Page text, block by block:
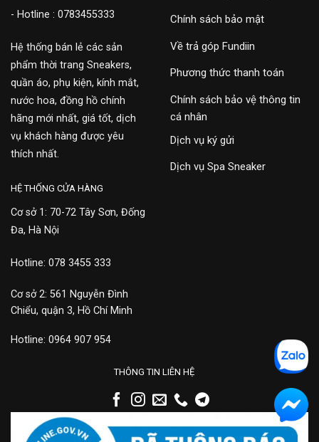
- Hotline : 0783455333
Hệ thống bán lẻ các sản
phẩm thời trang Sneakers,
quần áo, phụ kiện, kính mắt,
nước hoa, đồng hồ chính
hãng mới nhất, giá tốt, dịch
vụ khách hàng được yêu
thích nhất.
Chính sách bảo mật
Về trả góp Fundiin
Phương thức thanh toán
Chính sách bảo vệ thông tin
cá nhân
Dịch vụ ký gửi
Dịch vụ Spa Sneaker
HỆ THỐNG CỬA HÀNG
Cơ sở 1: 70-72 Tây Sơn, Đống
Đa, Hà Nội
Hotline: 078 3455 333
Cơ sở 2: 561 Nguyễn Đình
Chiểu, quận 3, Hồ Chí Minh
Hotline: 0964 907 954
THÔNG TIN LIÊN HỆ